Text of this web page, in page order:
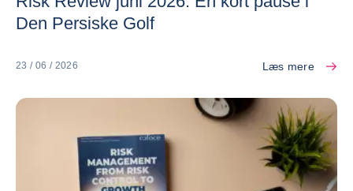
Den Persiske Golf
23 / 06 / 2026 Læs mere